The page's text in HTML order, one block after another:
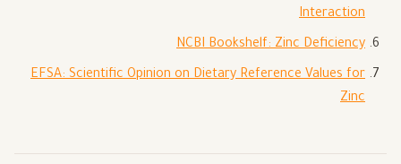
Interaction
NCBI Bookshelf: Zinc Deficiency
EFSA: Scientific Opinion on Dietary Reference Values for
Zinc